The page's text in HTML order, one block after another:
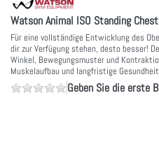
Watson Animal ISO Standing
Für eine vollständige Entwicklung des
dir zur Verfügung stehen, desto besser!
Winkel, Bewegungsmuster und
Muskelaufbau und langfristige
Geben Sie die erste